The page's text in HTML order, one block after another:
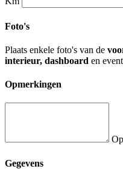
Foto's
Plaats enkele foto's van de
interieur, dashboard en
Opmerkingen
Gegevens